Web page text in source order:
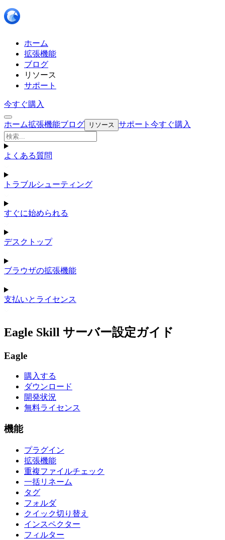
ホーム
拡張機能
ブログ
リソース
サポート
今すぐ購入
ホーム拡張機能ブログ リソース サポート 今すぐ購入
よくある質問
トラブルシューティング
すぐに始められる
デスクトップ
ブラウザの拡張機能
支払いとライセンス
Eagle Skill サーバー設定ガイド
Eagle
購入する
ダウンロード
開発状況
無料ライセンス
機能
プラグイン
拡張機能
重複ファイルチェック
一括リネーム
タグ
フォルダ
クイック切り替え
インスペクター
フィルター